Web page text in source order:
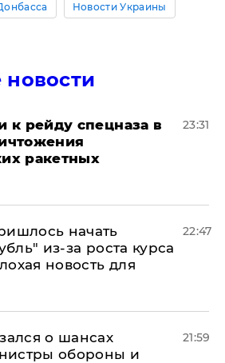
Новости Украины
к рейду спецназа в
ракетных
23:31
начать
из-за роста курса
новость для
22:47
о шансах
обороны и
21:59